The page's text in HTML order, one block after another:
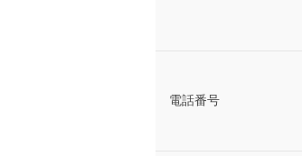
電話番号